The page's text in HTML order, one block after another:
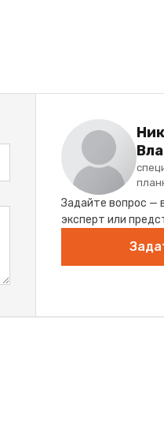
Задайте вопрос —
эксперт или